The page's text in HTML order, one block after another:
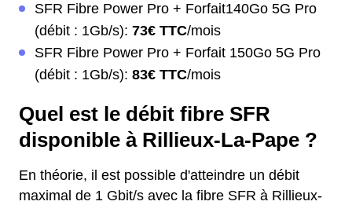
SFR Fibre Power Pro + Forfait140Go 5G Pro
(débit : 1Gb/s): 73€ TTC/mois
SFR Fibre Power Pro + Forfait 150Go 5G Pro
(débit : 1Gb/s): 83€ TTC/mois
Quel est le débit fibre SFR
disponible à Rillieux-La-Pape ?
En théorie, il est possible d'atteindre un débit
maximal de 1 Gbit/s avec la fibre SFR à Rillieux-